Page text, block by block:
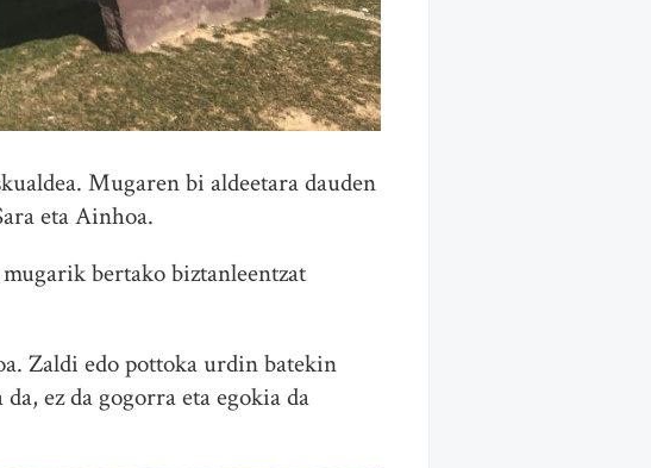
Mugaren bi aldeetara dauden
eta Ainhoa.
bertako biztanleentzat
Zaldi edo pottoka urdin batekin
ez da gogorra eta egokia da